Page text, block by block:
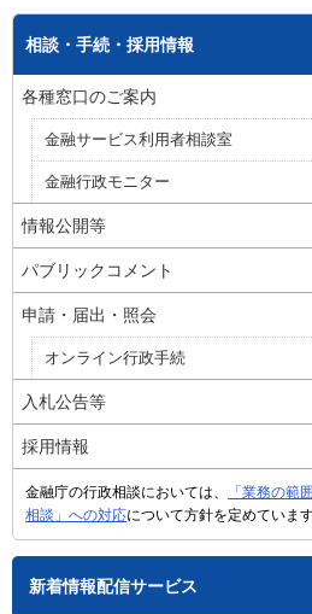
相談・手続・採用情報
各種窓口のご案内
金融サービス利用者相談室
金融行政モニター
情報公開等
パブリックコメント
申請・届出・照会
オンライン行政手続
入札公告等
採用情報
金融庁の行政相談においては、
「業務の範
相談」への対応について方針を定めています
新着情報配信サービス